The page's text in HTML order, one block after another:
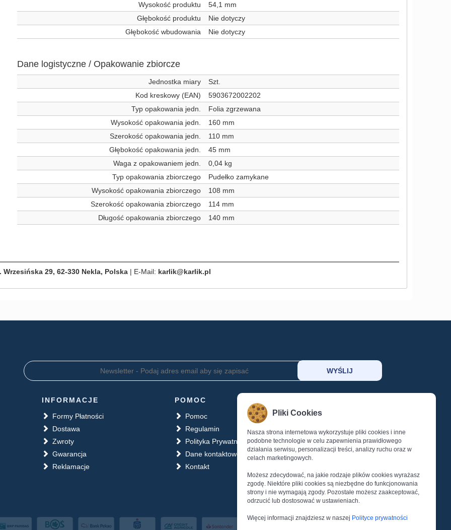
Wysokość produktu
54,1 mm
Głębokość produktu
Nie dotyczy
Głębokość wbudowania
Nie dotyczy
Dane logistyczne / Opakowanie zbiorcze
Jednostka miary
Szt.
Kod kreskowy (EAN)
5903672002202
Typ opakowania jedn.
Folia zgrzewana
Wysokość opakowania jedn.
160 mm
Szerokość opakowania jedn.
110 mm
Głębokość opakowania jedn.
45 mm
Waga z opakowaniem jedn.
0,04 kg
Typ opakowania zbiorczego
Pudełko zamykane
Wysokość opakowania zbiorczego
108 mm
Szerokość opakowania zbiorczego
114 mm
Długość opakowania zbiorczego
140 mm
Wrzesińska 29, 62-330 Nekla, Polska | E-Mail: karlik@karlik.pl
INFORMACJE
Formy Płatności
Dostawa
Zwroty
Gwarancja
Reklamacje
POMOC
Pomoc
Regulamin
Polityka Prywatności
Dane kontaktowe
Kontakt
KOSZYK
SCHOWEK
LOGOWANIE
REJESTRACJA
Pliki Cookies
Nasza strona internetowa wykorzystuje pliki cookies i inne
podobne technologie w celu zapewnienia prawidłowego
działania serwisu, personalizacji treści, analizy ruchu oraz w
celach marketingowych.
Możesz zdecydować, na jakie rodzaje plików cookies wyrażasz
zgodę. Niektóre pliki cookies są niezbędne do funkcjonowania
strony i nie wymagają zgody. Pozostałe możesz zaakceptować,
odrzucić lub dostosować w ustawieniach.
Więcej informacji znajdziesz w naszej Polityce prywatności